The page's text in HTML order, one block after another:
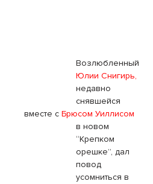
Возлюбленный
Юлии Снигирь,
недавно
снявшейся
вместе с Брюсом Уиллисом
в новом
“Крепком
орешке”, дал
повод
усомниться в